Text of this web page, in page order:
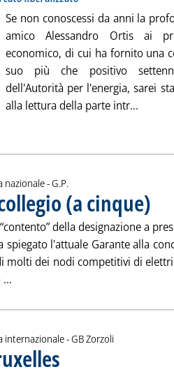
Se non conoscessi da anni la
amico Alessandro Ortis ai
economico, di cui ha fornito una
suo più che positivo
dell'Autorità per l'energia, sarei
alla lettura della parte intr...
nazionale -di:
G.P.
(a cinque)
della designazione a
spiegato l'attuale Garante alla
molti dei nodi competitivi di
internazionale -di:
GB Zorzoli